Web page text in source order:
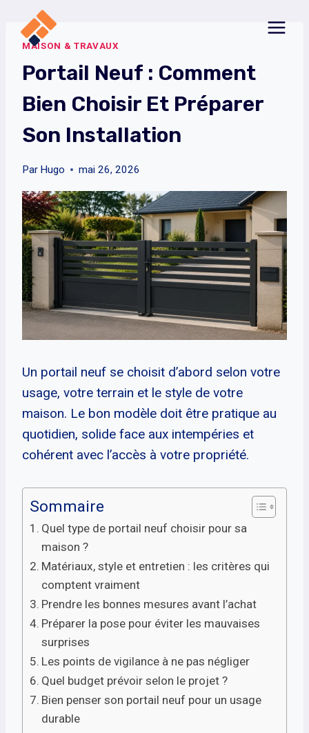
contenuMAISON & TRAVAUX
Portail Neuf : Comment
Bien Choisir Et Préparer
Son Installation
Par Hugo mai 26, 2026
Un portail neuf se choisit d’abord selon votre
usage, votre terrain et le style de votre
maison. Le bon modèle doit être pratique au
quotidien, solide face aux intempéries et
cohérent avec l’accès à votre propriété.
Sommaire
Quel type de portail neuf choisir pour sa
maison ?
Matériaux, style et entretien : les critères qui
comptent vraiment
Prendre les bonnes mesures avant l’achat
Préparer la pose pour éviter les mauvaises
surprises
Les points de vigilance à ne pas négliger
Quel budget prévoir selon le projet ?
Bien penser son portail neuf pour un usage
durable